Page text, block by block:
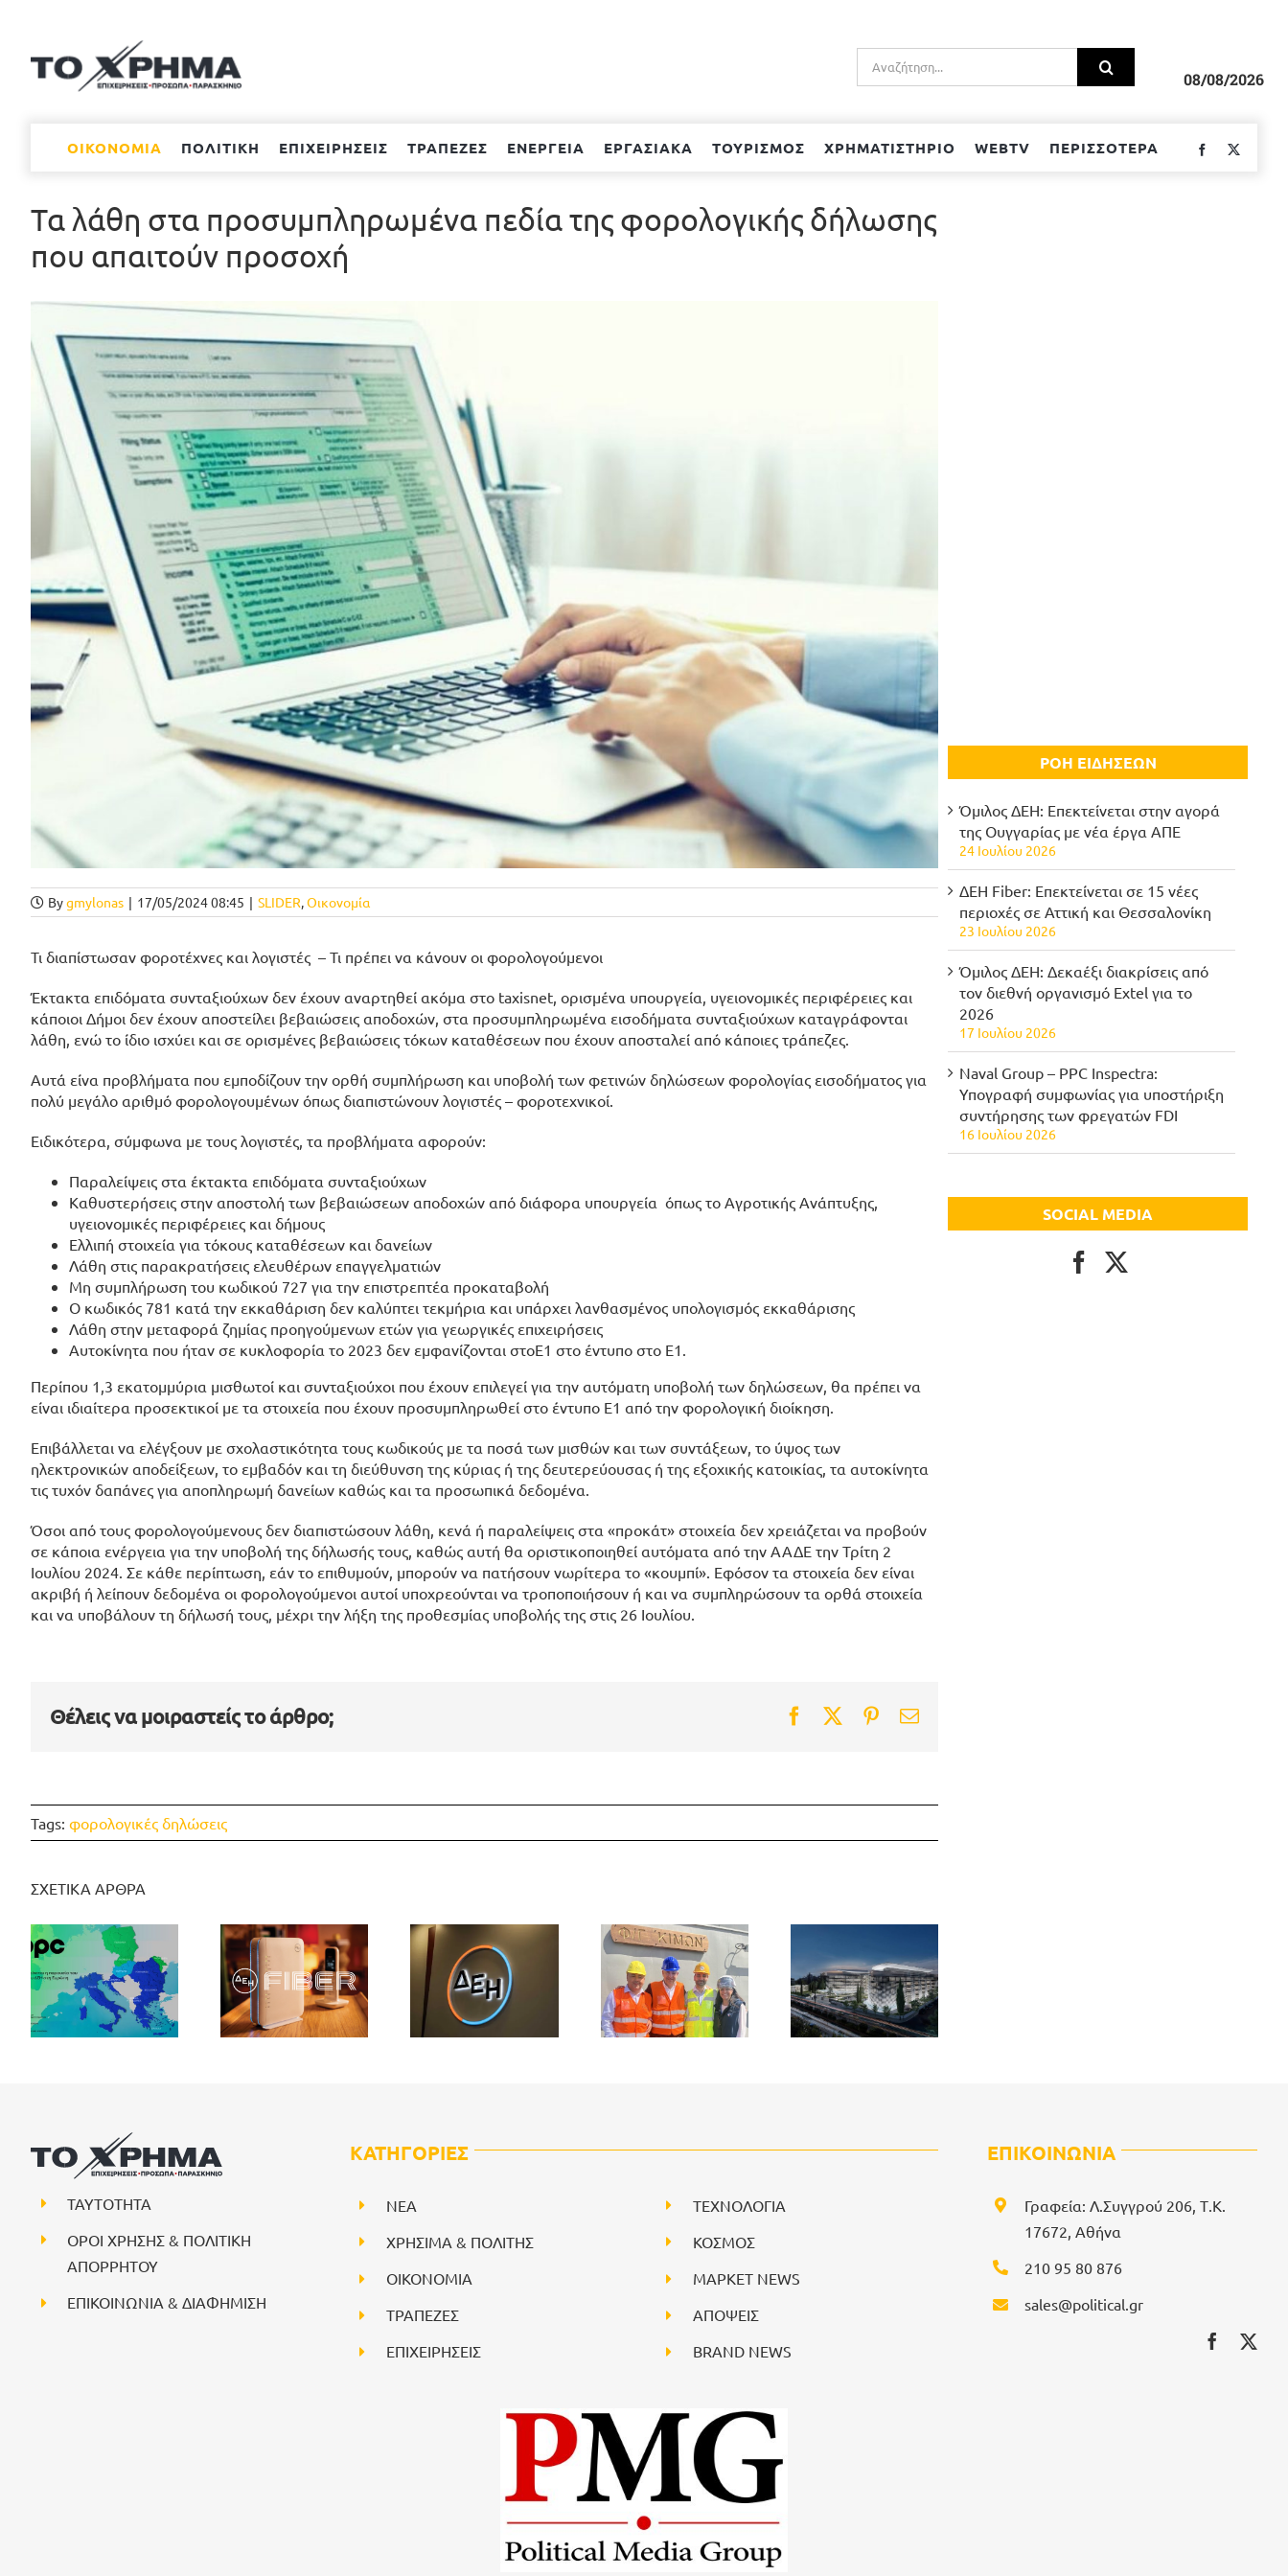
περιεχόμενο
Αναζήτηση
για:
08/08/2026
ΟΙΚΟΝΟΜΙΑ ΠΟΛΙΤΙΚΗ ΕΠΙΧΕΙΡΗΣΕΙΣ ΤΡΑΠΕΖΕΣ ΕΝΕΡΓΕΙΑ ΕΡΓΑΣΙΑΚΑ ΤΟΥΡΙΣΜΟΣ ΧΡΗΜΑΤΙΣΤΗΡΙΟ WEBTV ΠΕΡΙΣΣΟΤΕΡΑ Facebook
Τα λάθη στα προσυμπληρωμένα πεδία της φορολογικής δήλωσης
που απαιτούν προσοχή
Προβολή
μεγαλύτερης
εικόνας
Bygmylonas | 17/05/2024 08:45 | SLIDER,Οικονομία
Τι διαπίστωσαν φοροτέχνες και λογιστές – Τι πρέπει να κάνουν οι φορολογούμενοι
Έκτακτα επιδόματα συνταξιούχων δεν έχουν αναρτηθεί ακόμα στο taxisnet, ορισμένα υπουργεία, υγειονομικές περιφέρειες και
κάποιοι Δήμοι δεν έχουν αποστείλει βεβαιώσεις αποδοχών, στα προσυμπληρωμένα εισοδήματα συνταξιούχων καταγράφονται
λάθη, ενώ το ίδιο ισχύει και σε ορισμένες βεβαιώσεις τόκων καταθέσεων που έχουν αποσταλεί από κάποιες τράπεζες.
Αυτά είνα προβλήματα που εμποδίζουν την ορθή συμπλήρωση και υποβολή των φετινών δηλώσεων φορολογίας εισοδήματος για
πολύ μεγάλο αριθμό φορολογουμένων όπως διαπιστώνουν λογιστές – φοροτεχνικοί.
Ειδικότερα, σύμφωνα με τους λογιστές, τα προβλήματα αφορούν:
Παραλείψεις στα έκτακτα επιδόματα συνταξιούχων
Καθυστερήσεις στην αποστολή των βεβαιώσεων αποδοχών από διάφορα υπουργεία όπως το Αγροτικής Ανάπτυξης,
υγειονομικές περιφέρειες και δήμους
Ελλιπή στοιχεία για τόκους καταθέσεων και δανείων
Λάθη στις παρακρατήσεις ελευθέρων επαγγελματιών
Μη συμπλήρωση του κωδικού 727 για την επιστρεπτέα προκαταβολή
Ο κωδικός 781 κατά την εκκαθάριση δεν καλύπτει τεκμήρια και υπάρχει λανθασμένος υπολογισμός εκκαθάρισης
Λάθη στην μεταφορά ζημίας προηγούμενων ετών για γεωργικές επιχειρήσεις
Αυτοκίνητα που ήταν σε κυκλοφορία το 2023 δεν εμφανίζονται στοΕ1 στο έντυπο στο Ε1.
Περίπου 1,3 εκατομμύρια μισθωτοί και συνταξιούχοι που έχουν επιλεγεί για την αυτόματη υποβολή των δηλώσεων, θα πρέπει να
είναι ιδιαίτερα προσεκτικοί με τα στοιχεία που έχουν προσυμπληρωθεί στο έντυπο Ε1 από την φορολογική διοίκηση.
Επιβάλλεται να ελέγξουν με σχολαστικότητα τους κωδικούς με τα ποσά των μισθών και των συντάξεων, το ύψος των
ηλεκτρονικών αποδείξεων, το εμβαδόν και τη διεύθυνση της κύριας ή της δευτερεύουσας ή της εξοχικής κατοικίας, τα αυτοκίνητα
τις τυχόν δαπάνες για αποπληρωμή δανείων καθώς και τα προσωπικά δεδομένα.
Όσοι από τους φορολογούμενους δεν διαπιστώσουν λάθη, κενά ή παραλείψεις στα «προκάτ» στοιχεία δεν χρειάζεται να προβούν
σε κάποια ενέργεια για την υποβολή της δήλωσής τους, καθώς αυτή θα οριστικοποιηθεί αυτόματα από την ΑΑΔΕ την Τρίτη 2
Ιουλίου 2024. Σε κάθε περίπτωση, εάν το επιθυμούν, μπορούν να πατήσουν νωρίτερα το «κουμπί». Εφόσον τα στοιχεία δεν είναι
ακριβή ή λείπουν δεδομένα οι φορολογούμενοι αυτοί υποχρεούνται να τροποποιήσουν ή και να συμπληρώσουν τα ορθά στοιχεία
και να υποβάλουν τη δήλωσή τους, μέχρι την λήξη της προθεσμίας υποβολής της στις 26 Ιουλίου.
Θέλεις να μοιραστείς το άρθρο; Facebook
TwitterPinterest
Email
Tags: φορολογικές δηλώσεις
ΣΧΕΤΙΚΑ ΑΡΘΡΑ
ΡΟΗ ΕΙΔΗΣΕΩΝ
Όμιλος ΔΕΗ: Επεκτείνεται στην αγορά
της Ουγγαρίας με νέα έργα ΑΠΕ
24 Ιουλίου 2026
ΔΕΗ Fiber: Επεκτείνεται σε 15 νέες
περιοχές σε Αττική και Θεσσαλονίκη
23 Ιουλίου 2026
Όμιλος ΔΕΗ: Δεκαέξι διακρίσεις από
τον διεθνή οργανισμό Extel για το
2026
17 Ιουλίου 2026
Naval Group – PPC Inspectra:
Υπογραφή συμφωνίας για υποστήριξη
συντήρησης των φρεγατών FDI
16 Ιουλίου 2026
SOCIAL MEDIA
ΤΑΥΤΟΤΗΤΑ
ΟΡΟΙ ΧΡΗΣΗΣ & ΠΟΛΙΤΙΚΗ
ΑΠΟΡΡΗΤΟΥ
ΕΠΙΚΟΙΝΩΝΙΑ & ΔΙΑΦΗΜΙΣΗ
ΚΑΤΗΓΟΡΙΕΣ
NEA
ΧΡΗΣΙΜΑ & ΠΟΛΙΤΗΣ
ΟΙΚΟΝΟΜΙΑ
ΤΡΑΠΕΖΕΣ
ΕΠΙΧΕΙΡΗΣΕΙΣ
ΤΕΧΝΟΛΟΓΙΑ
ΚΟΣΜΟΣ
ΜΑΡΚΕΤ NEWS
ΑΠΟΨΕΙΣ
BRAND NEWS
ΕΠΙΚΟΙΝΩΝΙΑ
Γραφεία: Λ.Συγγρού 206, Τ.Κ.
17672, Αθήνα
210 95 80 876
sales@political.gr